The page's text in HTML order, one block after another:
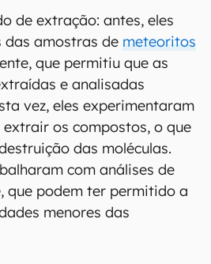
de extração: antes, eles
das amostras de meteoritos
que permitiu que as
e analisadas
vez, eles experimentaram
os compostos, o que
das moléculas.
com análises de
que podem ter permitido a
menores das